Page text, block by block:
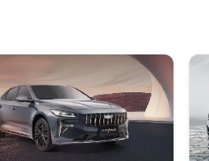
SAR 89,585 - 102,235